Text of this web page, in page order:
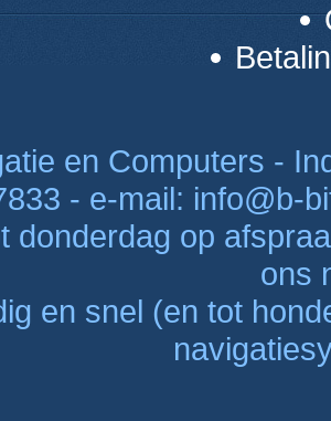
en Computers -
- e-mail: info@b-
donderdag op
ons
en snel (en tot